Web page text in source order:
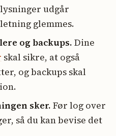
udgår
glemmes.
og backups. Dine
skal sikre, at også
og backups skal
sker. Før log over
så du kan bevise det